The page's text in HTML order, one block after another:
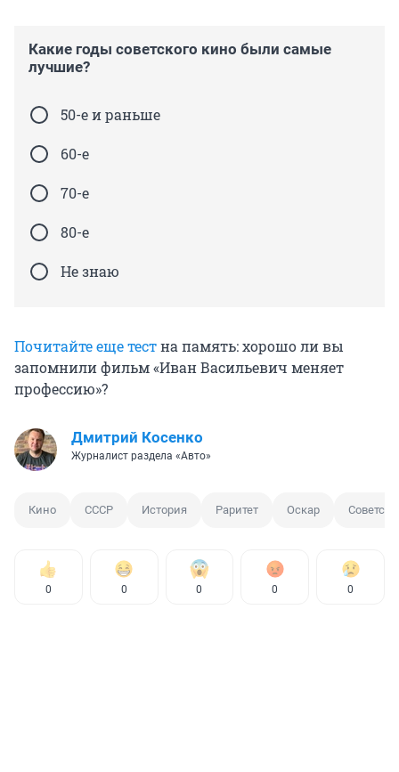
Какие годы советского кино были самые
лучшие?
50-е и раньше
60-е
70-е
80-е
Не знаю
Почитайте еще тестна память: хорошо ли вы
запомнили фильм «Иван Васильевич меняет
профессию»?
Дмитрий Косенко
Журналист раздела «Авто»
Кино СССР История Раритет Оскар
0 0 0 0 0